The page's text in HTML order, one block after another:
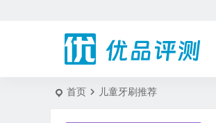
首页 儿童牙刷推荐